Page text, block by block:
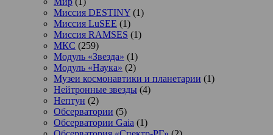
Миссия DESTINY (1)
Миссия LuSEE (1)
Миссия RAMSES (1)
МКС (259)
Модуль «Звезда» (1)
Модуль «Наука» (2)
Музеи космонавтики и планетарии (1)
Нейтронные звезды (4)
Нептун (2)
Обсерватории (5)
Обсерватории Gaia (1)